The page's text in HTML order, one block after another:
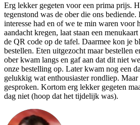
Erg lekker gegeten voor een prima prijs.
tegenstond was de ober die ons
interesse had en of we te min waren voor
aandacht kregen, laat staan een
de QR code op de tafel. Daarmee kon je
bestellen. Eten uitgezocht maar bestellen
ober kwam langs en gaf aan dat dit niet
onze bestelling op. Later kwam nog een
gelukkig wat enthousiaster rondliep.
gesproken. Kortom erg lekker gegeten
dag niet (hoop dat het tijdelijk was).